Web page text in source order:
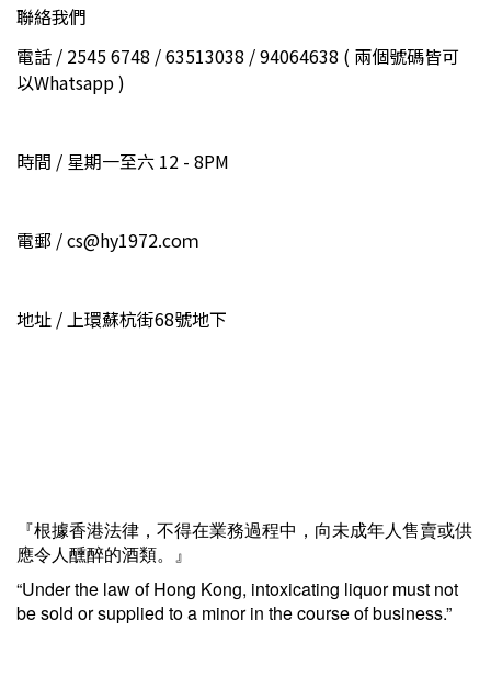
聯絡我們
電話 / 2545 6748 / 63513038 / 94064638 ( 兩個號碼皆可
以Whatsapp )
時間 / 星期一至六 12 - 8PM
電郵 / cs@hy1972.coｍ
地址 / 上環蘇杭街68號地下
『根據香港法律，不得在業務過程中，向未成年人售賣或供
應令人醺醉的酒類。』
“Under the law of Hong Kong, intoxicating liquor must not
be sold or supplied to a minor in the course of business.”